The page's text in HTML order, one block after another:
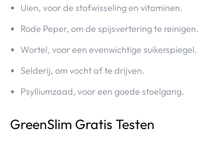
Uien, voor de stofwisseling en vitaminen.
Rode Peper, om de spijsvertering te reinigen.
Wortel, voor een evenwichtige suikerspiegel.
Selderij, om vocht af te drijven.
Psylliumzaad, voor een goede stoelgang.
GreenSlim Gratis Testen